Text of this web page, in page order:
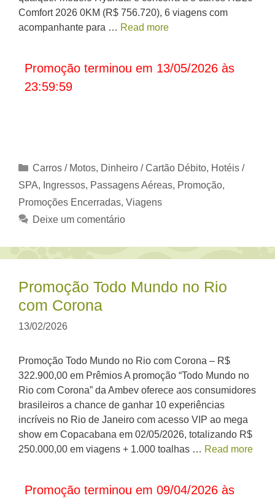
Comfort 2026 0KM (R$ 756.720), 6 viagens com
acompanhante para … Read more
Promoção terminou em 13/05/2026 às
23:59:59
Categorias
Carros / Motos, Dinheiro / Cartão Débito, Hotéis /
SPA, Ingressos, Passagens Aéreas, Promoção,
Promoções Encerradas, Viagens
Deixe um comentário
Promoção Todo Mundo no Rio
com Corona
13/02/2026
Promoção Todo Mundo no Rio com Corona – R$
322.900,00 em Prêmios A promoção “Todo Mundo no
Rio com Corona” da Ambev oferece aos consumidores
brasileiros a chance de ganhar 10 experiências
incríveis no Rio de Janeiro com acesso VIP ao mega
show em Copacabana em 02/05/2026, totalizando R$
250.000,00 em viagens + 1.000 toalhas … Read more
Promoção terminou em 09/04/2026 às